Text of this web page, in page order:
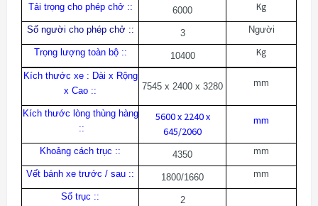
Tải trọng cho phép chở :: 6000 Kg
Số người cho phép chở :: 3 Người
Trọng lượng toàn bộ :: 10400 Kg
Kích thước xe : Dài x Rộng
x Cao :: 7545 x 2400 x 3280 mm
Kích thước lòng thùng hàng
::
5600 x 2240 x
645/2060
mm
Khoảng cách trục :: 4350 mm
Vết bánh xe trước / sau :: 1800/1660 mm
Số trục ::
2